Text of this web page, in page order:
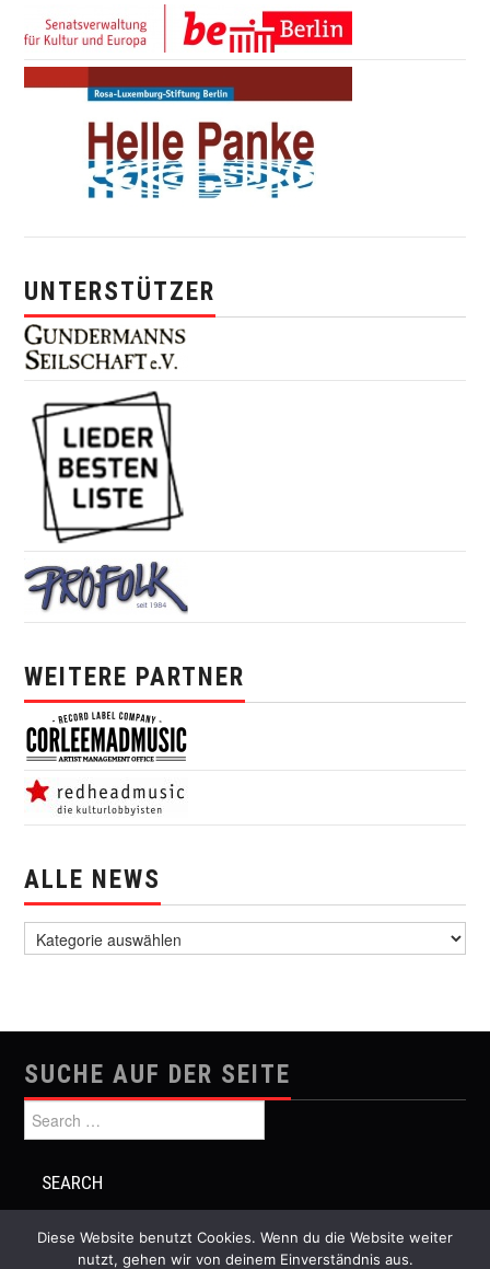
UNTERSTÜTZER
WEITERE PARTNER
ALLE NEWS
SUCHE AUF DER SEITE
Search for:
Diese Website benutzt Cookies. Wenn du die Website weiter
nutzt, gehen wir von deinem Einverständnis aus.